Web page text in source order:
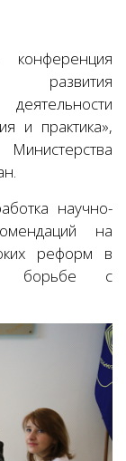
конференция
развития
и практика»,
научно-
на
реформ в
и борьбе с